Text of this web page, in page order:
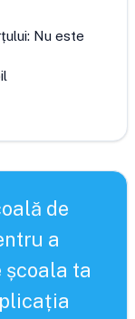
Nu este
de
a
ta